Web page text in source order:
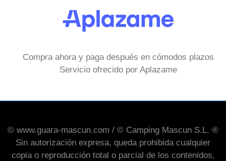
Compra ahora y paga después en cómodos plazos
Servicio ofrecido por Aplazame
© www.guara-mascun.com / © Camping Mascun S.L. ®
Sin autorización expresa, queda prohibida cualquier
copia o reproducción total o parcial de los contenidos,